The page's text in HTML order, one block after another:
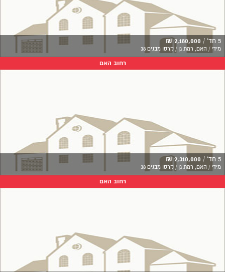
5 חד' / 2,180,000 ₪
מידי / האם, רמת גן / קרסו מבנים 38
רחוב האם
5 חד' / 2,310,000 ₪
מידי / האם, רמת גן / קרסו מבנים 38
רחוב האם